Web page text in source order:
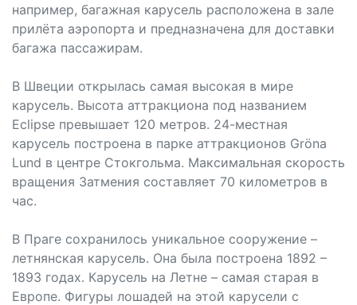
например, багажная карусель расположена в зале
прилёта аэропорта и предназначена для доставки
багажа пассажирам.
В Швеции открылась самая высокая в мире
карусель. Высота аттракциона под названием
Eclipse превышает 120 метров. 24-местная
карусель построена в парке аттракционов Gröna
Lund в центре Стокгольма. Максимальная скорость
вращения Затмения составляет 70 километров в
час.
В Праге сохранилось уникальное сооружение –
летнянская карусель. Она была построена 1892 –
1893 годах. Карусель на Летне – самая старая в
Европе. Фигуры лошадей на этой карусели с